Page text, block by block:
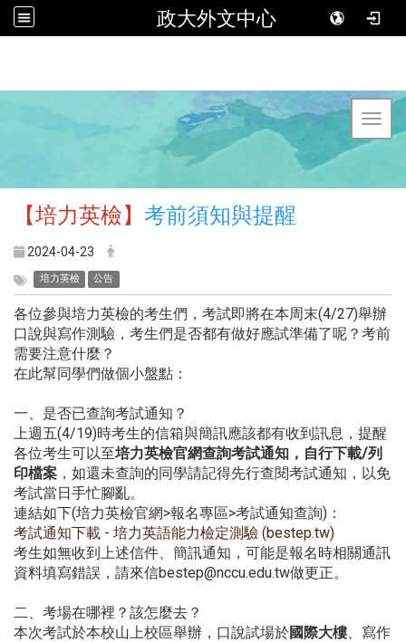
政大外文中心
【培力英檢】 考前須知與提醒
2024-04-23
培力英檢 公告
各位參與培力英檢的考生們，考試即將在本周末(4/27)舉辦
口說與寫作測驗，考生們是否都有做好應試準備了呢？考前
需要注意什麼？
在此幫同學們做個小盤點：
一、是否已查詢考試通知？
上週五(4/19)時考生的信箱與簡訊應該都有收到訊息，提醒
各位考生可以至培力英檢官網查詢考試通知，自行下載/列
印檔案 ，如還未查詢的同學請記得先行查閱考試通知，以免
考試當日手忙腳亂。
連結如下(培力英檢官網>報名專區>考試通知查詢)：
考試通知下載 - 培力英語能力檢定測驗 (bestep.tw)
考生如無收到上述信件、簡訊通知，可能是報名時相關通訊
資料填寫錯誤，請來信bestep@nccu.edu.tw做更正。
二、考場在哪裡？該怎麼去？
本次考試於本校山上校區舉辦，口說試場於國際大樓 、寫作